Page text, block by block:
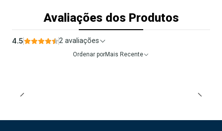
Avaliações dos Produtos
4.5 2 avaliações
Ordenar porMais Recente